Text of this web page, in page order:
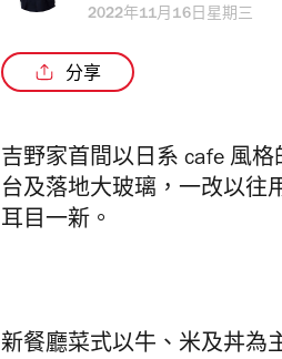
2022年11月16日星期三
分享
吉野家首間以日系 cafe 風
台及落地大玻璃，一改以往
耳目一新。
新餐廳菜式以牛、米及丼為